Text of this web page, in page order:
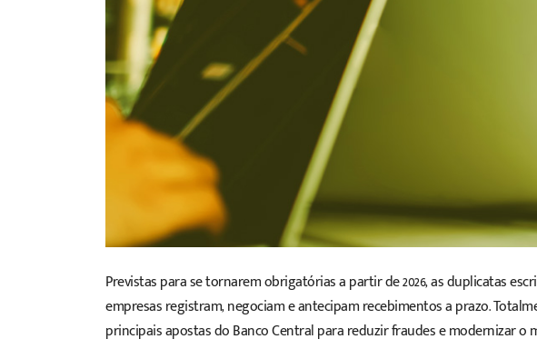
Previstas para se tornarem obrigatórias a partir de 2026, asduplicatas
empresasregistram, negociam e antecipam recebimentos a prazo.
principaisapostas do Banco Centralpara reduzir fraudes e modernizar o